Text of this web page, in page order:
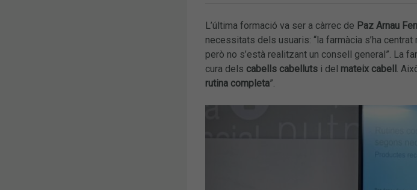
L’última formació va ser a càrrec de Paz Arnau
necessitats dels usuaris: “la farmàcia s’ha
però no s’està realitzant un consell general”. La
cura dels cabells cabellutsi del mateix cabell .
rutina completa”.